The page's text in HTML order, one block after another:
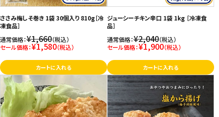
特定商取引法表示について
プライバシーポリシー
利用規約
会社概要
ささみ梅しそ巻き 1袋 30個入り 810g［冷
凍食品］
通常価格：¥1,660（税込）
セール価格：¥1,580（税込）
カートに入れる
ジューシーチキン辛口 1袋 1kg ［冷凍食
品］
通常価格：¥2,040（税込）
セール価格：¥1,900（税込）
カートに入れる